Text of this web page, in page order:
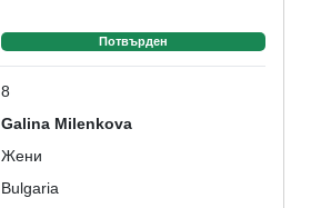
Потвърден
8
Galina Milenkova
Жени
Bulgaria